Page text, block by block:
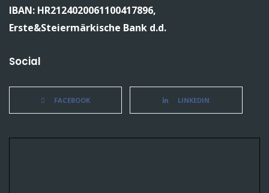
IBAN: HR2124020061100417896,
Erste&Steiermärkische Bank d.d.
Social
FACEBOOK LINKEDIN